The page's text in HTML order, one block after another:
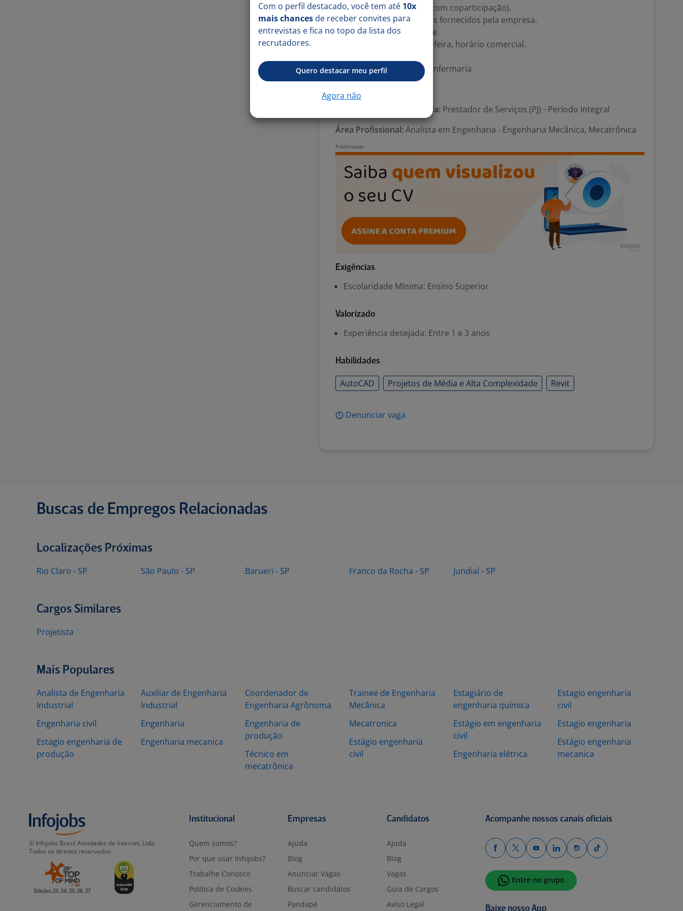
Assistência Médica Amil (com coparticipação).
Equipamentos e softwares fornecidos pela empresa.
Atuação 100% home office.
Jornada: segunda a sexta-feira, horário comercial.
-. Convênio Médico Amil Enfermaria
Tipo de contrato e Jornada: Prestador de Serviços (PJ) - Período Integral
Área Profissional: Analista em Engenharia - Engenharia Mecânica, Mecatrônica
Exigências
Escolaridade Mínima: Ensino Superior
Valorizado
Experiência desejada: Entre 1 e 3 anos
Habilidades
AutoCAD Projetos de Média e Alta Complexidade Revit
Denunciar vaga
Buscas de Empregos Relacionadas
Localizações Próximas
Rio Claro - SP São Paulo - SP Barueri - SP Franco da Rocha - SP Jundiaí - SP
Cargos Similares
Projetista
Mais Populares
Analista de Engenharia
Industrial
Engenharia civil
Estagio engenharia de
produção
Auxiliar de Engenharia
Industrial
Engenharia
Engenharia mecanica
Coordenador de
Engenharia Agrônoma
Engenharia de
produção
Técnico em
mecatrônica
Trainee de Engenharia
Mecânica
Mecatronica
Estágio engenharia
civil
Estagiário de
engenharia química
Estágio em engenharia
civil
Engenharia elétrica
Estagio engenharia
civil
Estagio engenharia
Estágio engenharia
mecanica
Com o perfil destacado, você tem até 10x
mais chances de receber convites para
entrevistas e fica no topo da lista dos
recrutadores.
Quero destacar meu perfil
Agora não
© Infojobs Brasil Atividades de Internet, Ltda.
Todos os direitos reservados.
Institucional
Quem somos?
Por que usar Infojobs?
Trabalhe Conosco
Política de Cookies
Gerenciamento de
Empresas
Ajuda
Blog
Anunciar Vagas
Buscar candidatos
Pandapé
Candidatos
Ajuda
Blog
Vagas
Guia de Cargos
Aviso Legal
Acompanhe nossos canais oficiais
Entre no grupo
Baixe nosso App